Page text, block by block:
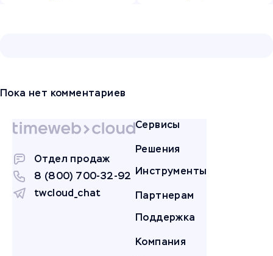
Пока нет комментариев
Отдел продаж
8 (800) 700-32-92
twcloud_chat
Сервисы
Решения
Инструменты
Партнерам
Поддержка
Компания